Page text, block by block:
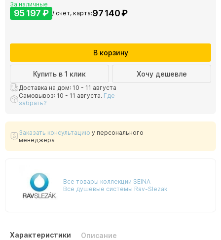
За наличные
95 197 ₽ / счет, карта:97 140 ₽
В корзину
Купить в 1 клик Хочу дешевле
Доставка на дом: 10 - 11 августа
Самовывоз: 10 - 11 августа. Где
забрать?
Заказать консультацию у персонального
менеджера
Все товары коллекции SEINA
Все душевые системы Rav-Slezak
Характеристики Описание